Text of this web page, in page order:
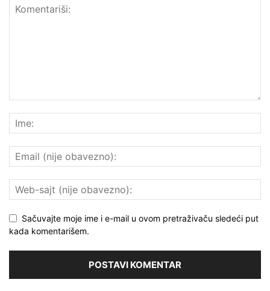
Sačuvajte moje ime i e-mail u ovom pretraživaču sledeći put
kada komentarišem.